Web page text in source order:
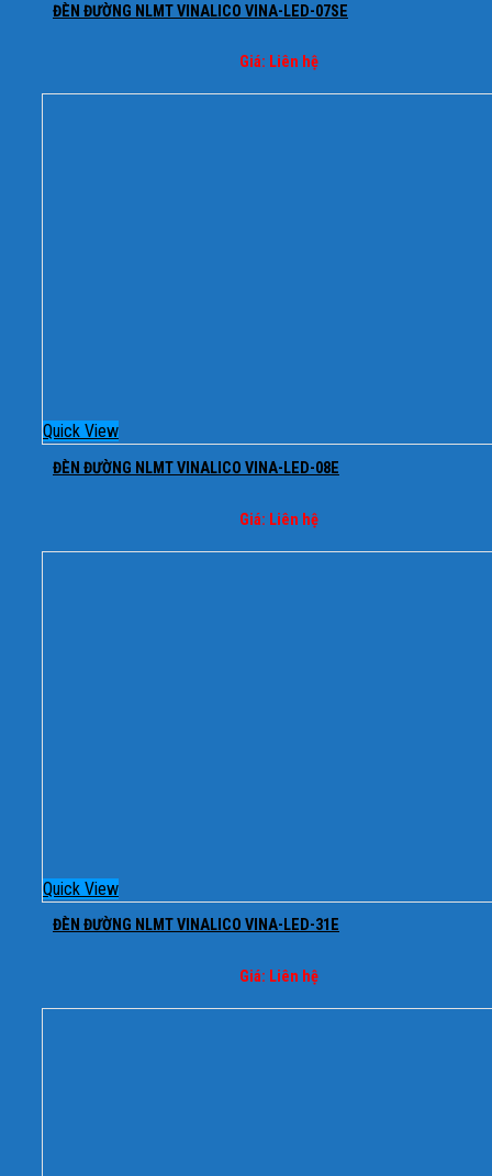
ĐÈN ĐƯỜNG NLMT VINALICO VINA-LED-07SE
Giá: Liên hệ
Quick View
ĐÈN ĐƯỜNG NLMT VINALICO VINA-LED-08E
Giá: Liên hệ
Quick View
ĐÈN ĐƯỜNG NLMT VINALICO VINA-LED-31E
Giá: Liên hệ